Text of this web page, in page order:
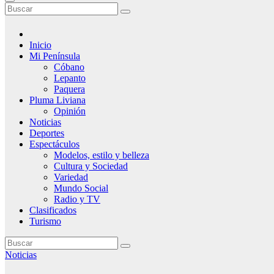
Inicio
Mi Península
Cóbano
Lepanto
Paquera
Pluma Liviana
Opinión
Noticias
Deportes
Espectáculos
Modelos, estilo y belleza
Cultura y Sociedad
Variedad
Mundo Social
Radio y TV
Clasificados
Turismo
Noticias